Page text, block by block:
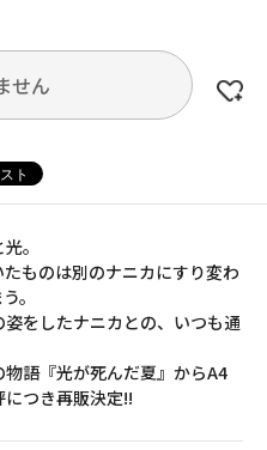
せん
。
ものは別のナニカにすり変わ
。
をしたナニカとの、いつも通
語『光が死んだ夏』からA4
つき再販決定!!